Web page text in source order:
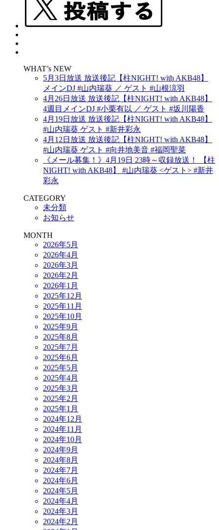
WHAT’s NEW
5月3日放送 放送後記【柱NIGHT! with AKB48】
メインDJ #山内瑞葵 ／ ゲスト #山根涼羽
4月26日放送 放送後記【柱NIGHT! with AKB48】
4週目メインDJ #小栗有以 ／ ゲスト #坂川陽香
4月19日放送 放送後記【柱NIGHT! with AKB48】
#山内瑞葵 ゲスト #新井彩永
4月12日放送 放送後記【柱NIGHT! with AKB48】
#山内瑞葵 ゲスト #向井地美音 #福岡聖菜
《メール募集！》4月19日 23時～収録放送！ 【柱
NIGHT! with AKB48】 #山内瑞葵 <ゲスト> #新井
彩永
CATEGORY
未分類
お知らせ
MONTH
2026年5月
2026年4月
2026年3月
2026年2月
2026年1月
2025年12月
2025年11月
2025年10月
2025年9月
2025年8月
2025年7月
2025年6月
2025年5月
2025年4月
2025年3月
2025年2月
2025年1月
2024年12月
2024年11月
2024年10月
2024年9月
2024年8月
2024年7月
2024年6月
2024年5月
2024年4月
2024年3月
2024年2月